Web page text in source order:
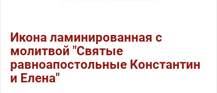
Икона ламинированная с
молитвой "Святые
равноапостольные Константин
и Елена"